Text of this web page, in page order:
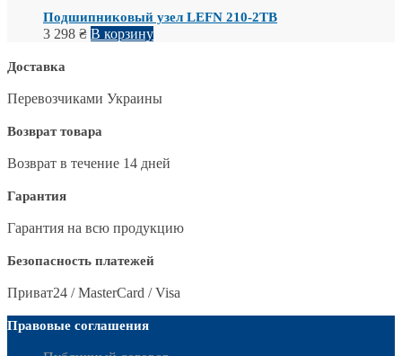
Подшипниковый узел LEFN 210-2TB
3 298 ₴ В корзину
Доставка
Перевозчиками Украины
Возврат товара
Возврат в течение 14 дней
Гарантия
Гарантия на всю продукцию
Безопасность платежей
Приват24 / MasterCard / Visa
Правовые соглашения